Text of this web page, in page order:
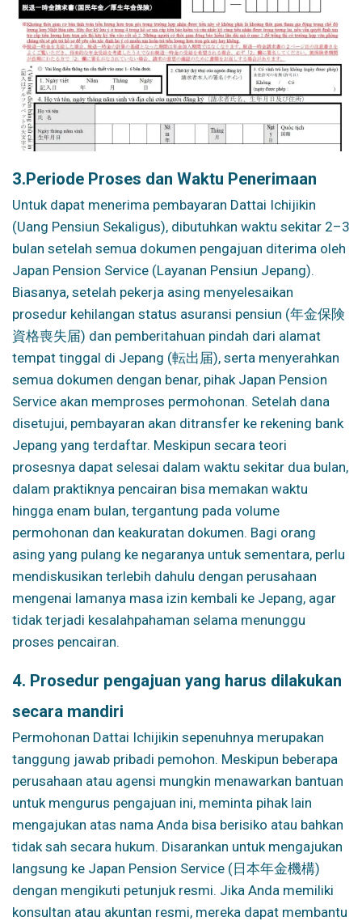
3.Periode Proses dan Waktu Penerimaan
Untuk dapat menerima pembayaran Dattai Ichijikin
(Uang Pensiun Sekaligus), dibutuhkan waktu sekitar 2–3
bulan setelah semua dokumen pengajuan diterima oleh
Japan Pension Service (Layanan Pensiun Jepang).
Biasanya, setelah pekerja asing menyelesaikan
prosedur kehilangan status asuransi pensiun (年金保険
資格喪失届) dan pemberitahuan pindah dari alamat
tempat tinggal di Jepang (転出届), serta menyerahkan
semua dokumen dengan benar, pihak Japan Pension
Service akan memproses permohonan. Setelah dana
disetujui, pembayaran akan ditransfer ke rekening bank
Jepang yang terdaftar. Meskipun secara teori
prosesnya dapat selesai dalam waktu sekitar dua bulan,
dalam praktiknya pencairan bisa memakan waktu
hingga enam bulan, tergantung pada volume
permohonan dan keakuratan dokumen. Bagi orang
asing yang pulang ke negaranya untuk sementara, perlu
mendiskusikan terlebih dahulu dengan perusahaan
mengenai lamanya masa izin kembali ke Jepang, agar
tidak terjadi kesalahpahaman selama menunggu
proses pencairan.
4. Prosedur pengajuan yang harus dilakukan
secara mandiri
Permohonan Dattai Ichijikin sepenuhnya merupakan
tanggung jawab pribadi pemohon. Meskipun beberapa
perusahaan atau agensi mungkin menawarkan bantuan
untuk mengurus pengajuan ini, meminta pihak lain
mengajukan atas nama Anda bisa berisiko atau bahkan
tidak sah secara hukum. Disarankan untuk mengajukan
langsung ke Japan Pension Service (日本年金機構)
dengan mengikuti petunjuk resmi. Jika Anda memiliki
konsultan atau akuntan resmi, mereka dapat membantu